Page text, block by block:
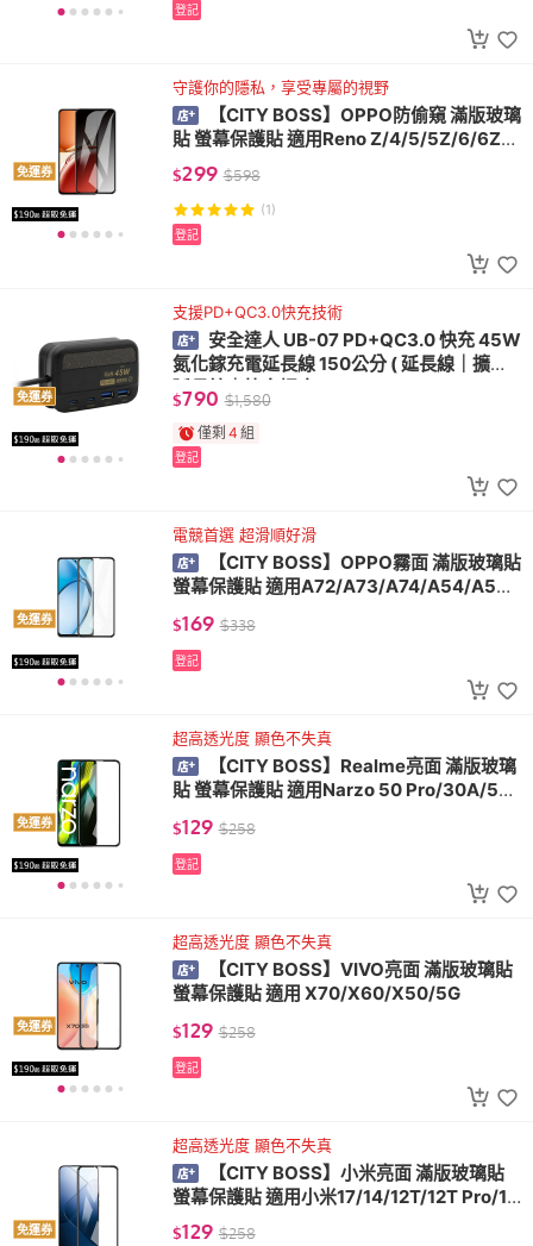
登記
免運券
守護你的隱私，享受專屬的視野
【CITY BOSS】OPPO防偷窺 滿版玻璃
貼 螢幕保護貼 適用Reno Z/4/5/5Z/6/6Z/
7/8/R17
$299 $598
(1)
登記
免運券
支援PD+QC3.0快充技術
安全達人 UB-07 PD+QC3.0 快充 45W
氮化鎵充電延長線 150公分 ( 延長線｜擴充
延長線｜快充插座 )
$790 $1,580
僅剩 4 組
登記
免運券
電競首選 超滑順好滑
【CITY BOSS】OPPO霧面 滿版玻璃貼
螢幕保護貼 適用A72/A73/A74/A54/A55/
79/4G/5G
$169 $338
登記
免運券
超高透光度 顯色不失真
【CITY BOSS】Realme亮面 滿版玻璃
貼 螢幕保護貼 適用Narzo 50 Pro/30A/50
$129 $258
登記
免運券
超高透光度 顯色不失真
【CITY BOSS】VIVO亮面 滿版玻璃貼
螢幕保護貼 適用 X70/X60/X50/5G
$129 $258
登記
免運券
超高透光度 顯色不失真
【CITY BOSS】小米亮面 滿版玻璃貼
螢幕保護貼 適用小米17/14/12T/12T Pro/12
Lite/11/11T Pro
$129 $258